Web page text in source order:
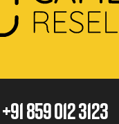
+91 859 012 3123